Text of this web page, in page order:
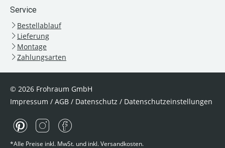
Service
Bestellablauf
Lieferung
Montage
Zahlungsarten
© 2026 Frohraum GmbH
Impressum / AGB / Datenschutz / Datenschutzeinstellungen
*Alle Preise inkl. MwSt. und inkl. Versandkosten.